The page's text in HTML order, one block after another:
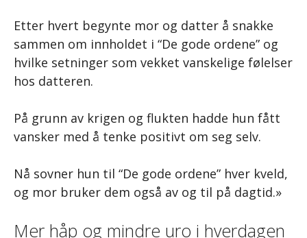
Etter hvert begynte mor og datter å snakke
sammen om innholdet i “De gode ordene” og
hvilke setninger som vekket vanskelige følelser
hos datteren.
På grunn av krigen og flukten hadde hun fått
vansker med å tenke positivt om seg selv.
Nå sovner hun til “De gode ordene” hver kveld,
og mor bruker dem også av og til på dagtid.»
Mer håp og mindre uro i hverdagen